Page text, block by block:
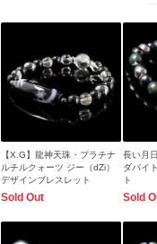
【X.G】龍神天珠・プラチナ
ルチルクォーツ ジー（dZi）
デザインブレスレット
Sold Out
長い月
ダバイ
ト
Sold